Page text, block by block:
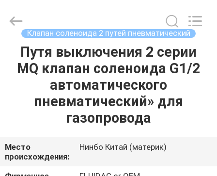
ДОМ
ПРОДУКТЫ
О
НАС
FLUID
AUTOMATIC
CONTROL
Reserved.
Клапан соленоида 2 путей пневматический
Путя выключения 2 серии
MQ клапан соленоида G1/2
автоматического
пневматический» для
газопровода
Место
происхождения:
Нинбо Китай (материк)